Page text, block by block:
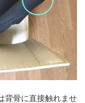
背骨に直接触れませ